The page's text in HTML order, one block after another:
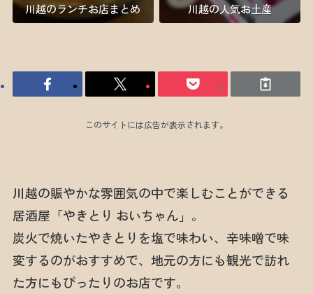
川越のランチお店まとめ 川越の人気お土産
このサイトには広告が表示されます。
川越の賑やかな雰囲気の中で楽しむことができる
居酒屋「やきとり おいちゃん」。
炭火で焼いたやきとりを塩で味わい、辛味噌で味
変するのがおすすめで、地元の方にも観光で訪れ
た方にもぴったりのお店です。